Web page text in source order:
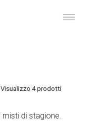
Visualizzo 4 prodotti